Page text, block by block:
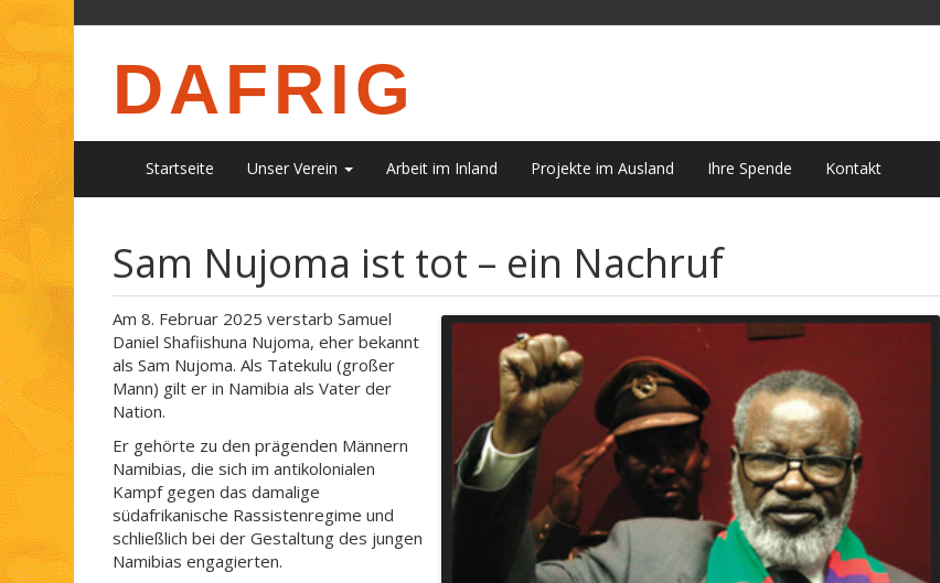
DAFRIG
Startseite Unser Verein Arbeit im Inland Projekte im Ausland Ihre Spende Kontakt
Sam Nujoma ist tot – ein Nachruf
Am 8. Februar 2025 verstarb Samuel
Daniel Shafiishuna Nujoma, eher bekannt
als Sam Nujoma. Als Tatekulu (großer
Mann) gilt er in Namibia als Vater der
Nation.
Er gehörte zu den prägenden Männern
Namibias, die sich im antikolonialen
Kampf gegen das damalige
südafrikanische Rassistenregime und
schließlich bei der Gestaltung des jungen
Namibias engagierten.